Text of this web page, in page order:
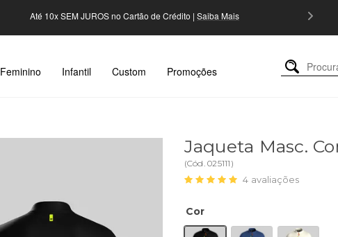
Até 10x SEM JUROS no Cartão de Crédito | Saiba Mais
Feminino Infantil Custom Promoções
Jaqueta Masc.
(Cód. 025111 )
4 avaliações
Cor